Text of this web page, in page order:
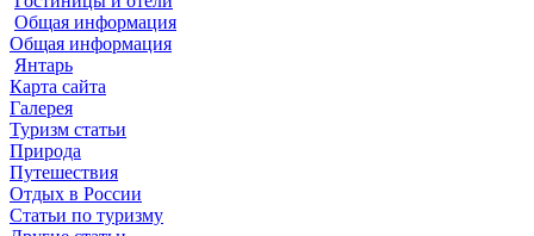
Общая информация
Общая информация
Янтарь
Карта сайта
Галерея
Туризм статьи
Природа
Путешествия
Отдых в России
Статьи по туризму